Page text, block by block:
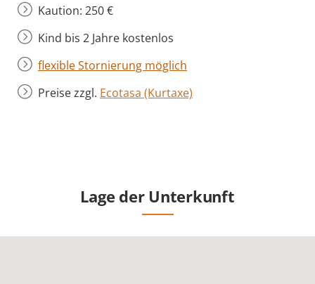
Kaution: 250 €
Kind bis 2 Jahre kostenlos
flexible Stornierung möglich
Preise zzgl. Ecotasa (Kurtaxe)
Lage der Unterkunft